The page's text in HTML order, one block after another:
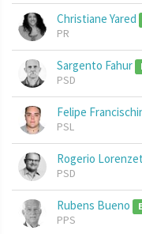
Christiane Yared
PR
Sargento Fahur
PSD
Felipe
PSL
Rogerio
PSD
Rubens Bueno
PPS